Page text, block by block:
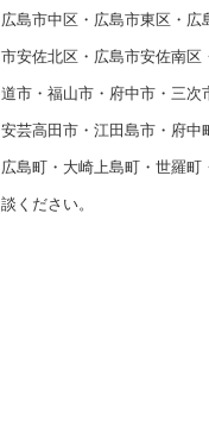
広島市中区・広島市東区・
市安佐北区・広島市安佐南
道市・福山市・府中市・三次
安芸高田市・江田島市・府
広島町・大崎上島町・世羅町
談ください。